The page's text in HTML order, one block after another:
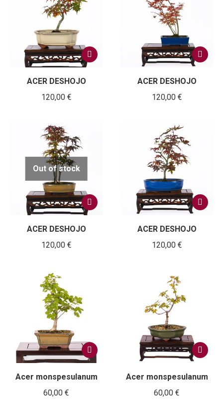
ACER DESHOJO
120,00 €
ACER DESHOJO
120,00 €
Out of stock
ACER DESHOJO
120,00 €
ACER DESHOJO
120,00 €
Acer monspesulanum
60,00 €
Acer monspesulanum
60,00 €